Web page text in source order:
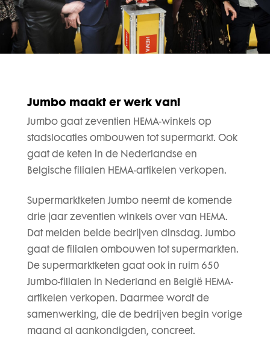
Jumbo maakt er werk van!
Jumbo gaat zeventien HEMA-winkels op
stadslocaties ombouwen tot supermarkt. Ook
gaat de keten in de Nederlandse en
Belgische filialen HEMA-artikelen verkopen.
Supermarktketen Jumbo neemt de komende
drie jaar zeventien winkels over van HEMA.
Dat melden beide bedrijven dinsdag . Jumbo
gaat de filialen ombouwen tot supermarkten.
De supermarktketen gaat ook in ruim 650
Jumbo-filialen in Nederland en België HEMA-
artikelen verkopen. Daarmee wordt de
samenwerking, die de bedrijven begin vorige
maand al aankondigden, concreet.